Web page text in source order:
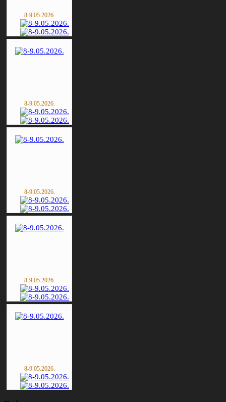
8-9.05.2026.
8-9.05.2026.
8-9.05.2026.
8-9.05.2026.
8-9.05.2026.